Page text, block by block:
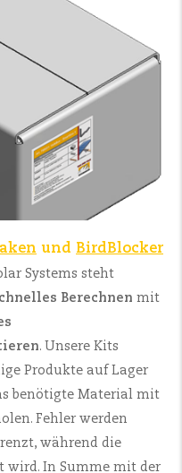
und BirdBlocker
Systems steht
Berechnen mit
. Unsere Kits
Produkte auf Lager
benötigte Material mit
Fehler werden
während die
wird. In Summe mit der